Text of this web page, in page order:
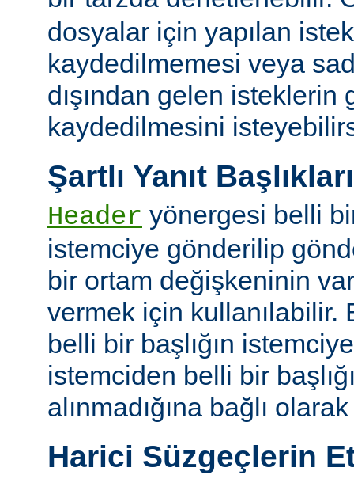
dosyalar için yapılan
kaydedilmemesi veya
dışından gelen isteklerin
kaydedilmesini
Şartlı Yanıt Başlıkları
Header yönergesi belli bir
istemciye gönderilip
bir ortam değişkeninin
vermek için kullanılabilir.
belli bir başlığın
istemciden belli bir
alınmadığına bağlı
Harici Süzgeçlerin